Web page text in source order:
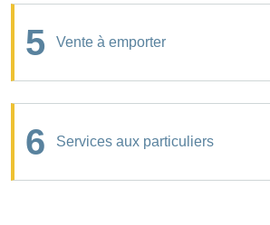
5 Vente à emporter
6 Services aux particuliers